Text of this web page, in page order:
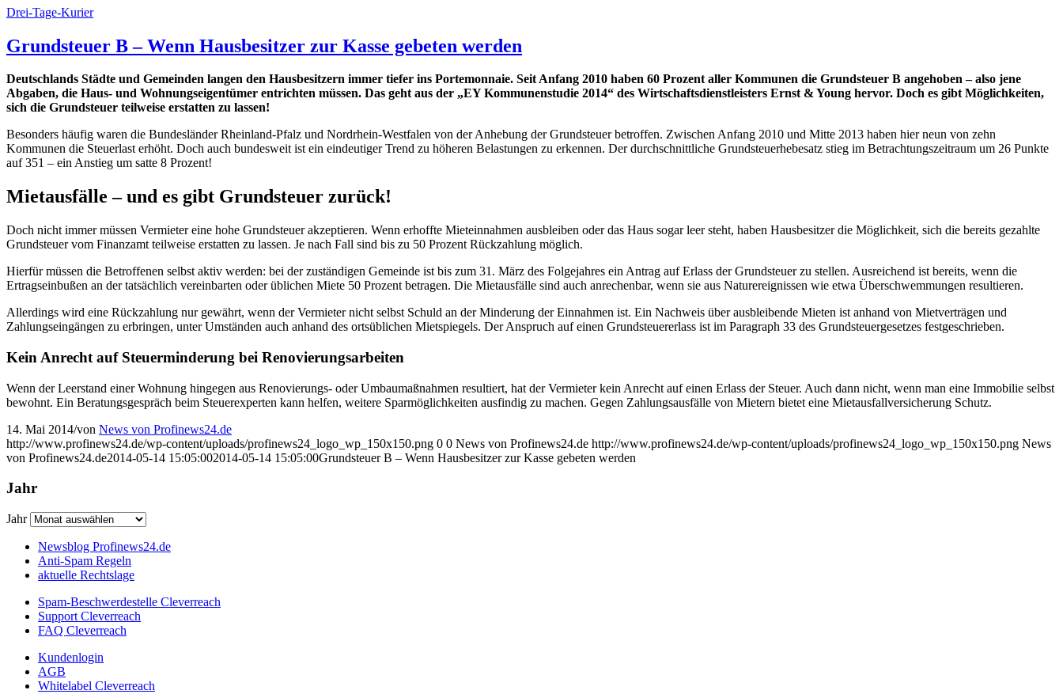
Drei-Tage-Kurier
Grundsteuer B – Wenn Hausbesitzer zur Kasse gebeten werden
Deutschlands Städte und Gemeinden langen den Hausbesitzern immer tiefer ins Portemonnaie. Seit Anfang 2010 haben 60 Prozent aller Kommunen die Grundsteuer B angehoben – also jene
Abgaben, die Haus- und Wohnungseigentümer entrichten müssen. Das geht aus der „EY Kommunenstudie 2014“ des Wirtschaftsdienstleisters Ernst & Young hervor. Doch es gibt Möglichkeiten,
sich die Grundsteuer teilweise erstatten zu lassen!
Besonders häufig waren die Bundesländer Rheinland-Pfalz und Nordrhein-Westfalen von der Anhebung der Grundsteuer betroffen. Zwischen Anfang 2010 und Mitte 2013 haben hier neun von zehn
Kommunen die Steuerlast erhöht. Doch auch bundesweit ist ein eindeutiger Trend zu höheren Belastungen zu erkennen. Der durchschnittliche Grundsteuerhebesatz stieg im Betrachtungszeitraum um 26 Punkte
auf 351 – ein Anstieg um satte 8 Prozent!
Mietausfälle – und es gibt Grundsteuer zurück!
Doch nicht immer müssen Vermieter eine hohe Grundsteuer akzeptieren. Wenn erhoffte Mieteinnahmen ausbleiben oder das Haus sogar leer steht, haben Hausbesitzer die Möglichkeit, sich die bereits gezahlte
Grundsteuer vom Finanzamt teilweise erstatten zu lassen. Je nach Fall sind bis zu 50 Prozent Rückzahlung möglich.
Hierfür müssen die Betroffenen selbst aktiv werden: bei der zuständigen Gemeinde ist bis zum 31. März des Folgejahres ein Antrag auf Erlass der Grundsteuer zu stellen. Ausreichend ist bereits, wenn die
Ertragseinbußen an der tatsächlich vereinbarten oder üblichen Miete 50 Prozent betragen. Die Mietausfälle sind auch anrechenbar, wenn sie aus Naturereignissen wie etwa Überschwemmungen resultieren.
Allerdings wird eine Rückzahlung nur gewährt, wenn der Vermieter nicht selbst Schuld an der Minderung der Einnahmen ist. Ein Nachweis über ausbleibende Mieten ist anhand von Mietverträgen und
Zahlungseingängen zu erbringen, unter Umständen auch anhand des ortsüblichen Mietspiegels. Der Anspruch auf einen Grundsteuererlass ist im Paragraph 33 des Grundsteuergesetzes festgeschrieben.
Kein Anrecht auf Steuerminderung bei Renovierungsarbeiten
Wenn der Leerstand einer Wohnung hingegen aus Renovierungs- oder Umbaumaßnahmen resultiert, hat der Vermieter kein Anrecht auf einen Erlass der Steuer. Auch dann nicht, wenn man eine Immobilie selbst
bewohnt. Ein Beratungsgespräch beim Steuerexperten kann helfen, weitere Sparmöglichkeiten ausfindig zu machen. Gegen Zahlungsausfälle von Mietern bietet eine Mietausfallversicherung Schutz.
14. Mai 2014/von News von Profinews24.de
http://www.profinews24.de/wp-content/uploads/profinews24_logo_wp_150x150.png 0 0 News von Profinews24.de http://www.profinews24.de/wp-content/uploads/profinews24_logo_wp_150x150.png News
von Profinews24.de2014-05-14 15:05:002014-05-14 15:05:00Grundsteuer B – Wenn Hausbesitzer zur Kasse gebeten werden
Jahr
Jahr
Newsblog Profinews24.de
Anti-Spam Regeln
aktuelle Rechtslage
Spam-Beschwerdestelle Cleverreach
Support Cleverreach
FAQ Cleverreach
Kundenlogin
AGB
Whitelabel Cleverreach